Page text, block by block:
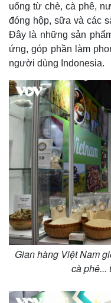
Kinh tế
Khởi nghiệp
uống từ chè, cà phê,
đóng hộp, sữa và các
Đây là những sản
ứng, góp phần làm
người dùng Indonesia.
Gian hàng Việt Nam
cà phê...